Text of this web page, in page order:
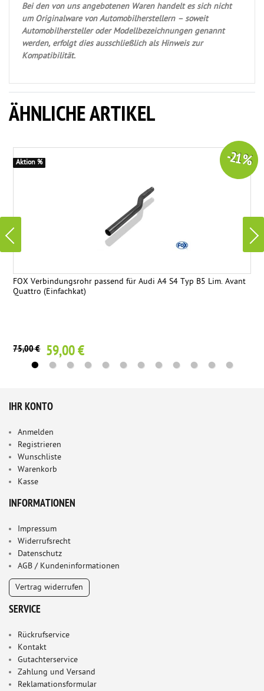
Bei den von uns angebotenen Waren handelt es sich nicht
um Originalware von Automobilherstellern – soweit
Automobilhersteller oder Modellbezeichnungen genannt
werden, erfolgt dies ausschließlich als Hinweis zur
Kompatibilität.
ÄHNLICHE ARTIKEL
FOX Verbindungsrohr passend für Audi A4 S4 Typ B5 Lim. Avant
Quattro (Einfachkat)
75,00 € 59,00 €
-21 %
Aktion %
IHR KONTO
Anmelden
Registrieren
Wunschliste
Warenkorb
Kasse
INFORMATIONEN
Impressum
Widerrufsrecht
Datenschutz
AGB / Kundeninformationen
Vertrag widerrufen
SERVICE
Rückrufservice
Kontakt
Gutachterservice
Zahlung und Versand
Reklamationsformular